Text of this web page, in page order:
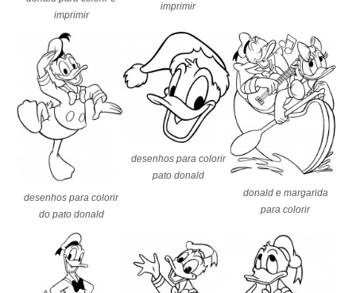
imprimir
imprimir
desenhos para colorir
do pato donald
desenhos para colorir
pato donald
donald e margarida
para colorir